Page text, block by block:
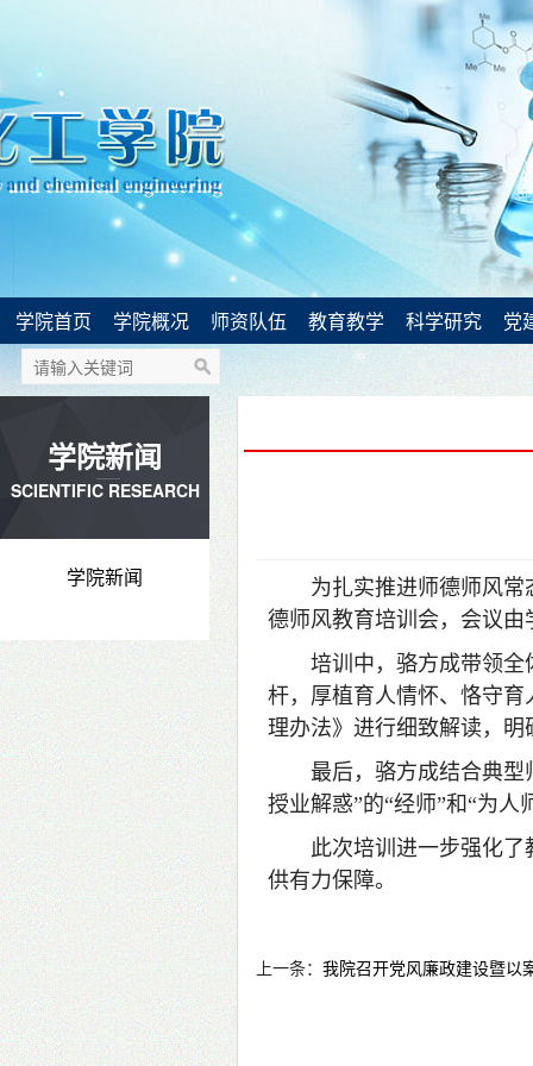
学院首页 学院概况 师资队伍 教育教学 科学研究 党
学院新闻
SCIENTIFIC RESEARCH
学院新闻
为扎实推进师德师风
德师风教育培训会，会议
培训中，骆方成带领全
杆，厚植育人情怀、恪守
理办法》进行细致解读，
最后，骆方成结合典
授业解惑”的“经师”和“为人
此次培训进一步强化
供有力保障。
上一条： 我院召开党风廉政建设暨以